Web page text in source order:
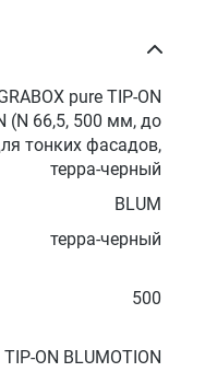
pure TIP-ON
(N 66,5, 500 мм, до
тонких фасадов,
терра-черный
BLUM
терра-черный
500
TIP-ON BLUMOTION